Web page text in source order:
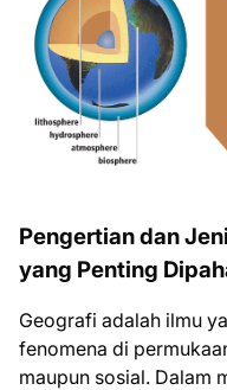
Pengertian dan
yang Penting
Geografi adalah ilmu
fenomena di
maupun sosial. Dalam